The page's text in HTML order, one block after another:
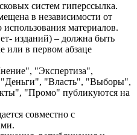
систем гиперссылка.
в независимости от
материалов.
изданий) – должна быть
или в первом абзаце
"Экспертиза",
"Власть", "Выборы",
"Промо" публикуются на
совместно с